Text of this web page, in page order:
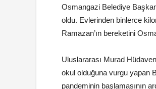
Osmangazi Belediye
oldu. Evlerinden binlerce
Ramazan’ın bereketini
Uluslararası Murad
okul olduğuna vurgu yapan
pandeminin başlamasının